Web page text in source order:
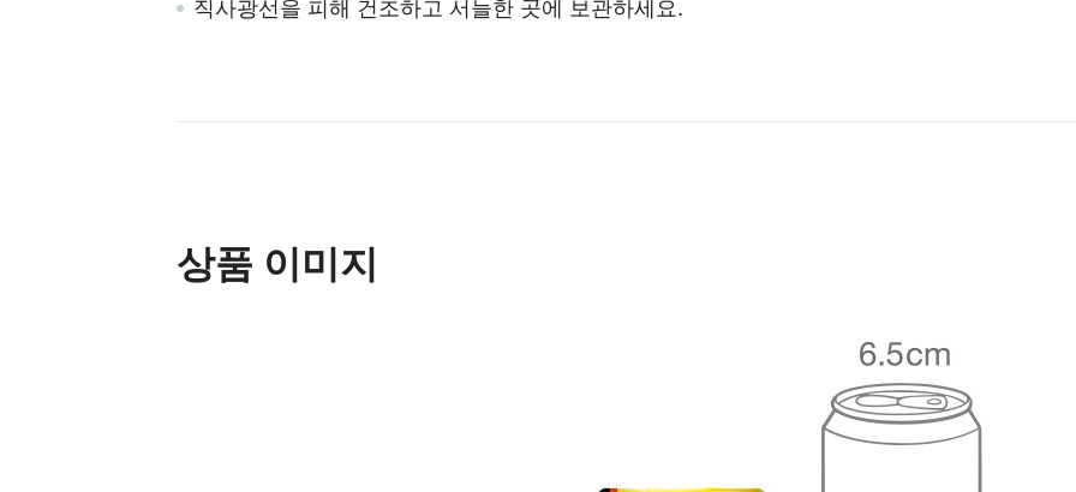
직사광선을 피해 건조하고 서늘한 곳에 보관하세요.
상품 이미지